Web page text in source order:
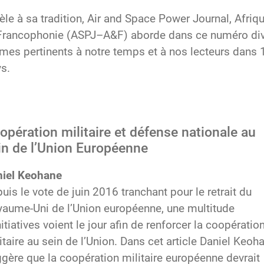
à sa tradition, Air and Space Power Journal,
(ASPJ–A&F) aborde dans ce numéro
pertinents à notre temps et à nos lecteurs dans
militaire et défense nationale au
de l’Union Européenne
Keohane
le vote de juin 2016 tranchant pour le retrait du
Uni de l’Union européenne, une multitude
voient le jour afin de renforcer la
au sein de l’Union. Dans cet article Daniel
que la coopération militaire européenne devrait